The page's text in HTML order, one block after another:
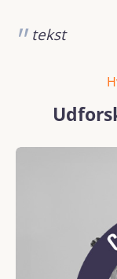
tekst
Spring over
REACH